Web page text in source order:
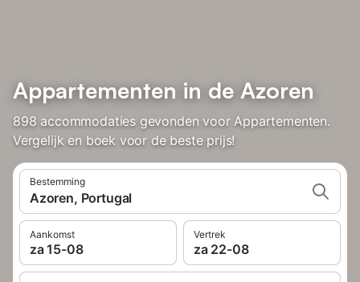
Appartementen in de Azoren
898 accommodaties gevonden voor Appartementen.
Vergelijk en boek voor de beste prijs!
Bestemming
Azoren, Portugal
Aankomst
za 15-08
Vertrek
za 22-08